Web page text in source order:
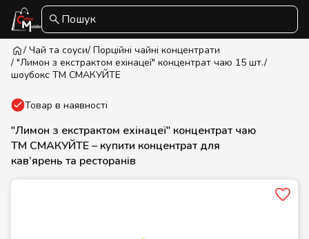
Пошук
/ Чай та соуси/ Порційні чайні концентрати
/ "Лимон з екстрактом ехінацеї" концентрат чаю 15 шт./
шоубокс ТМ СМАКУЙТЕ
Товар в наявності
"Лимон з екстрактом ехінацеї" концентрат чаю
ТМ СМАКУЙТЕ – купити концентрат для
кав’ярень та ресторанів